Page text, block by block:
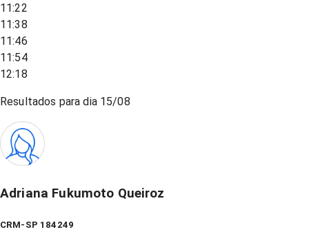
11:22
11:38
11:46
11:54
12:18
Resultados para dia 15/08
Adriana Fukumoto Queiroz
CRM-SP 184249